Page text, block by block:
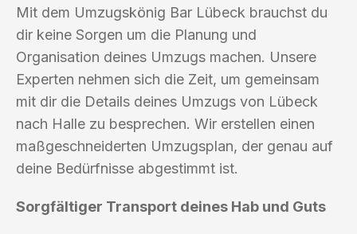
Mit dem Umzugskönig Bar Lübeck brauchst du
dir keine Sorgen um die Planung und
Organisation deines Umzugs machen. Unsere
Experten nehmen sich die Zeit, um gemeinsam
mit dir die Details deines Umzugs von Lübeck
nach Halle zu besprechen. Wir erstellen einen
maßgeschneiderten Umzugsplan, der genau auf
deine Bedürfnisse abgestimmt ist.
Sorgfältiger Transport deines Hab und Guts